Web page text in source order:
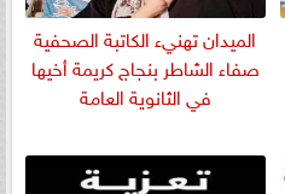
الميدان تهنيء الكاتبة الصحفية
صفاء الشاطر بنجاج كريمة أخيها
في الثانوية العامة